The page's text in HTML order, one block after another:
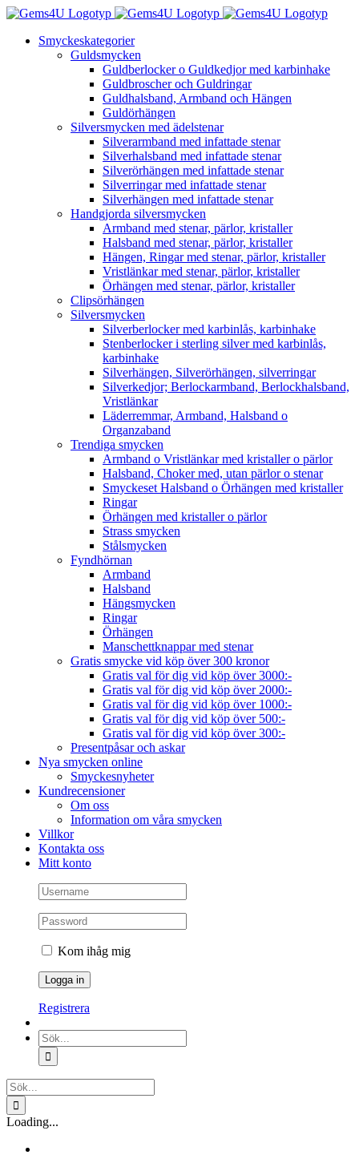
Fortsätt
innehålletSmyckeskategorier
Guldsmycken
Guldberlocker o Guldkedjor med karbinhake
Guldbroscher och Guldringar
Guldhalsband, Armband och Hängen
Guldörhängen
Silversmycken med ädelstenar
Silverarmband med infattade stenar
Silverhalsband med infattade stenar
Silverörhängen med infattade stenar
Silverringar med infattade stenar
Silverhängen med infattade stenar
Handgjorda silversmycken
Armband med stenar, pärlor, kristaller
Halsband med stenar, pärlor, kristaller
Hängen, Ringar med stenar, pärlor, kristaller
Vristlänkar med stenar, pärlor, kristaller
Örhängen med stenar, pärlor, kristaller
Clipsörhängen
Silversmycken
Silverberlocker med karbinlås, karbinhake
Stenberlocker i sterling silver med karbinlås,
karbinhake
Silverhängen, Silverörhängen, silverringar
Silverkedjor; Berlockarmband, Berlockhalsband,
Vristlänkar
Läderremmar, Armband, Halsband o
Organzaband
Trendiga smycken
Armband o Vristlänkar med kristaller o pärlor
Halsband, Choker med, utan pärlor o stenar
Smyckeset Halsband o Örhängen med kristaller
Ringar
Örhängen med kristaller o pärlor
Strass smycken
Stålsmycken
Fyndhörnan
Armband
Halsband
Hängsmycken
Ringar
Örhängen
Manschettknappar med stenar
Gratis smycke vid köp över 300 kronor
Gratis val för dig vid köp över 3000:-
Gratis val för dig vid köp över 2000:-
Gratis val för dig vid köp över 1000:-
Gratis val för dig vid köp över 500:-
Gratis val för dig vid köp över 300:-
Presentpåsar och askar
Nya smycken online
Smyckesnyheter
Kundrecensioner
Om oss
Information om våra smycken
Villkor
Kontakta oss
Mitt konto
Kom ihåg mig
Registrera
Sök
efter:
Sök
efter:
Loading...